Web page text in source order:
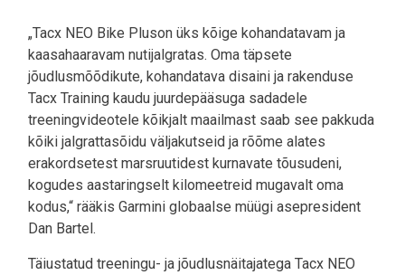
„Tacx NEO Bike Pluson üks kõige kohandatavam ja
kaasahaaravam nutijalgratas. Oma täpsete
jõudlusmõõdikute, kohandatava disaini ja rakenduse
Tacx Training kaudu juurdepääsuga sadadele
treeningvideotele kõikjalt maailmast saab see pakkuda
kõiki jalgrattasõidu väljakutseid ja rõõme alates
erakordsetest marsruutidest kurnavate tõusudeni,
kogudes aastaringselt kilomeetreid mugavalt oma
kodus,“ rääkis Garmini globaalse müügi asepresident
Dan Bartel.
Täiustatud treeningu- ja jõudlusnäitajatega Tacx NEO